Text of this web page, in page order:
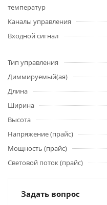
температур
Каналы управления
Входной сигнал
Тип управления
Диммируемый(ая)
Длина
Ширина
Высота
Напряжение (прайс)
Мощность (прайс)
Световой поток (прайс)
Задать вопрос